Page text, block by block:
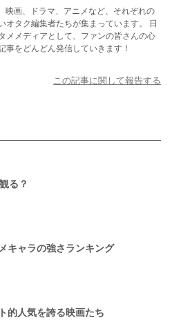
映画、ドラマ、アニメなど、それぞれの
オタク編集者たちが集まっています。 日
メメディアとして、ファンの皆さんの心
事をどんどん発信していきます！
この記事に関して報告する
る？
キャラの強さランキング
的人気を誇る映画たち